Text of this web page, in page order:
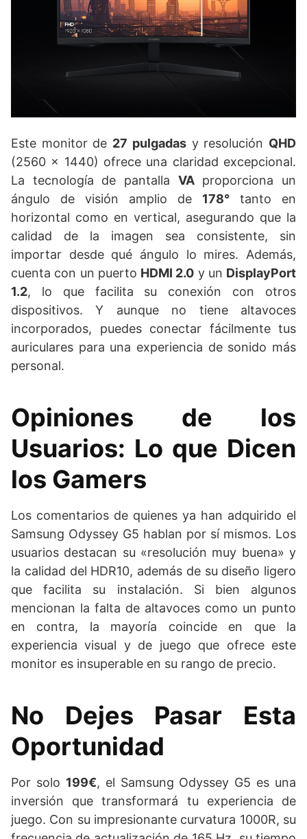
Este monitor de 27 pulgadasy resolución QHD
(2560 x 1440) ofrece una claridad excepcional.
La tecnología de pantalla VAproporciona un
ángulo de visión amplio de 178° tanto en
horizontal como en vertical, asegurando que la
calidad de la imagen sea consistente, sin
importar desde qué ángulo lo mires. Además,
cuenta con un puerto HDMI 2.0 y un DisplayPort
1.2, lo que facilita su conexión con otros
dispositivos. Y aunque no tiene altavoces
incorporados, puedes conectar fácilmente tus
auriculares para una experiencia de sonido más
personal.
Opiniones de los
Usuarios: Lo que Dicen
los Gamers
Los comentarios de quienes ya han adquirido el
Samsung Odyssey G5 hablan por sí mismos. Los
usuarios destacan su «resolución muy buena» y
la calidad del HDR10, además de su diseño ligero
que facilita su instalación. Si bien algunos
mencionan la falta de altavoces como un punto
en contra, la mayoría coincide en que la
experiencia visual y de juego que ofrece este
monitor es insuperable en su rango de precio.
No Dejes Pasar Esta
Oportunidad
Por solo 199€, el Samsung Odyssey G5 es una
inversión que transformará tu experiencia de
juego. Con su impresionante curvatura 1000R, su